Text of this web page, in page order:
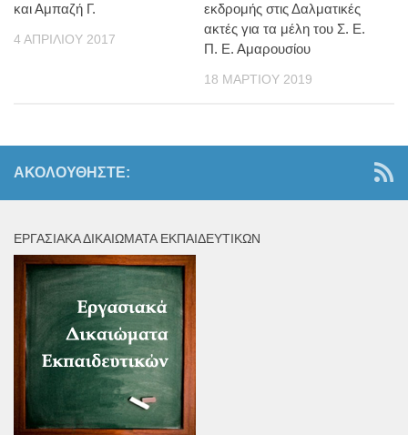
και Αμπαζή Γ.
4 ΑΠΡΙΛΊΟΥ 2017
εκδρομής στις Δαλματικές
ακτές για τα μέλη του Σ. Ε.
Π. Ε. Αμαρουσίου
18 ΜΑΡΤΊΟΥ 2019
ΑΚΟΛΟΥΘΉΣΤΕ:
ΕΡΓΑΣΙΑΚΆ ΔΙΚΑΙΏΜΑΤΑ ΕΚΠΑΙΔΕΥΤΙΚΏΝ